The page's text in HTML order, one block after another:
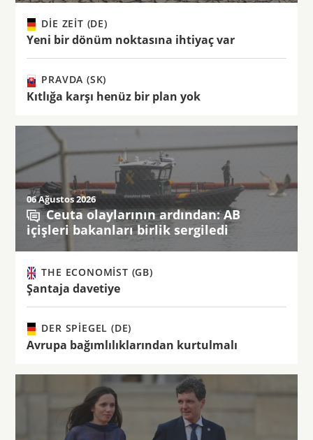
DIE ZEIT (DE)
Yeni bir dönüm noktasına ihtiyaç var
PRAVDA (SK)
Kıtlığa karşı henüz bir plan yok
06 Ağustos 2026
Ceuta olaylarının ardından: AB
içişleri bakanları birlik sergiledi
THE ECONOMIST (GB)
Şantaja davetiye
DER SPIEGEL (DE)
Avrupa bağımlılıklarından kurtulmalı